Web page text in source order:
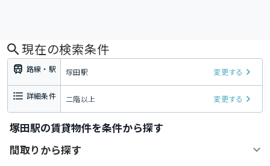
現在の検索条件
路線・駅 塚田駅 変更する
詳細条件 二階以上 変更する
塚田駅の賃貸物件を条件から探す
間取りから探す